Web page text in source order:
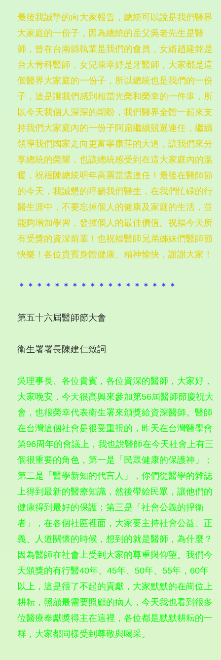
最後我誠摯的向大家報告，總統可以說是我們醫界
大家庭的一份子，因為總統的岳父吳老先生是醫
師，曾在台南縣執業是我們的會員，女婿趙建銘是
台大骨科醫師，女兒陳幸妤是牙醫師，大家都是這
個醫界大家庭的一份子，所以總統也是我們的一份
子，這是讓我們感到相當光榮和榮幸的一件事，所
以今天我個人深深的期盼，我們醫界全體一起來支
持我們大家庭內的一份子阿扁繼續競選連任，繼續
領導我們國家走向更富寧康莊的大道，讓我們來分
享總統的榮耀，也讓總統感受到在這大家庭內的溫
暖，祝福陳總統明年高票當選連任！最後在醫師節
的今天，我誠懇的呼籲我們醫生，在我們忙碌的行
醫生涯中，不要忘掉個人的健康及家庭的生活，並
能夠增加學習，發揮個人的最佳價值。祝福今天所
有受獎的資深前輩！也祝福醫師兄弟姊妹們醫師節
快樂！各位貴賓身體健康、精神愉快，謝謝大家！
＊＊＊＊＊＊＊＊＊＊＊＊＊＊＊＊＊＊
第五十六屆醫師節大會
衛生署署長陳建仁致詞
吳理事長、各位貴賓，各位資深的醫師，大家好，
大家晚安，今天很高興來參加第56屆醫師節慶祝大
會，也很榮幸代表衛生署來頒獎給資深醫師。醫師
在台灣這個社會是很受重視的，昨天在台灣醫學會
第96周年的會議上，我也說醫師在今天社會上有三
個很重要的角色，第一是「民眾健康的保護神」；
第二是「醫學新知的代言人」，你們從醫學的雜誌
上得到最新的醫療知識，然後帶給民眾，讓他們的
健康得到最好的保護；第三是「社會公義的捍衛
者」，在各個社區裡面，大家要主持社會公益、正
義、人道關懷的時候，想到的就是醫師，為什麼？
因為醫師在社會上受到大家的尊重與仰望。我們今
天頒獎的有行醫40年、45年、50年、55年，60年
以上，這是很了不起的貢獻，大家默默的在崗位上
耕耘，照顧最需要照顧的病人，今天我也看到很多
位醫療奉獻獎得主在這裡，各位都是默默耕耘的一
群，大家都同樣受到尊敬與喝采。